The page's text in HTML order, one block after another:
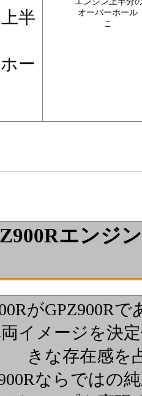
半
ー
オーバーホール
こ
エンジ
がGPZ900R
イメージを決
きな存在感を
ならではの